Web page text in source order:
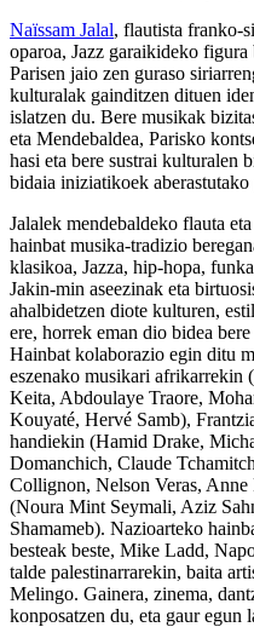
Naïssam Jalal, flautista franko-
oparoa, Jazz garaikideko figura
Parisen jaio zen guraso
kulturalak gainditzen dituen
islatzen du. Bere musikak
eta Mendebaldea, Parisko
hasi eta bere sustrai kulturalen
bidaia iniziatikoek aberastutako
Jalalek mendebaldeko flauta
hainbat musika-tradizio
klasikoa, Jazza, hip-hopa,
Jakin-min aseezinak eta
ahalbidetzen diote kulturen,
ere, horrek eman dio bidea
Hainbat kolaborazio egin ditu
eszenako musikari afrikarrekin
Keita, Abdoulaye Traore,
Kouyaté, Hervé Samb),
handiekin (Hamid Drake,
Domanchich, Claude
Collignon, Nelson Veras, Anne
(Noura Mint Seymali, Aziz
Shamameb). Nazioarteko
besteak beste, Mike Ladd,
talde palestinarrarekin, baita
Melingo. Gainera, zinema,
konposatzen du, eta gaur egun